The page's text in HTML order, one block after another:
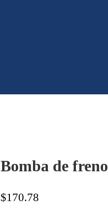
Bomba de
$170.78